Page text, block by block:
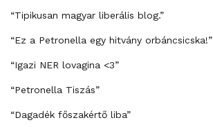
“Tipikusan magyar liberális blog.”
“Ez a Petronella egy hitvány orbáncsicska!”
“Igazi NER lovagina <3”
“Petronella Tiszás”
“Dagadék főszakértő liba”